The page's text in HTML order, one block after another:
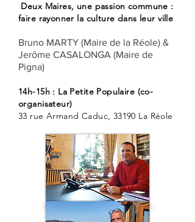
Deux Maires, une passion commune :
faire rayonner la culture dans leur ville
Bruno MARTY (Maire de la Réole) &
Jerôme CASALONGA (Maire de
Pigna)
14h-15h : La Petite Populaire (co-
organisateur)
33 rue Armand Caduc, 33190 La Réole